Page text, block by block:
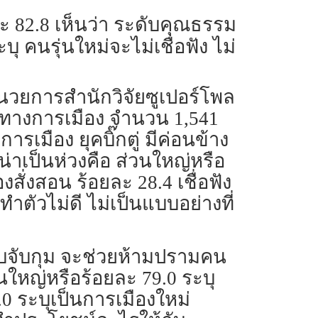
82.8 เห็นว่า ระดับคุณธรรม
บุ คนรุ่นใหม่จะไม่เชื่อฟัง ไม่
ยการสำนักวิจัยซูเปอร์โพล
งการเมือง จำนวน 1,541
ารเมือง ยุคบิ๊กตู่ มีค่อนข้าง
าเป็นห่วงคือ ส่วนใหญ่หรือ
งสอน ร้อยละ 28.4 เชื่อฟัง
ำตัวไม่ดี ไม่เป็นแบบอย่างที่
จับกุม จะช่วยห้ามปรามคน
หญ่หรือร้อยละ 79.0 ระบุ
ระบุเป็นการเมืองใหม่